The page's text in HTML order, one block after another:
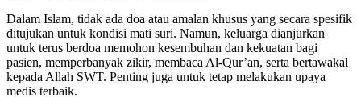
Dalam Islam, tidak ada doa atau amalan khusus yang secara spesifik
ditujukan untuk kondisi mati suri. Namun, keluarga dianjurkan
untuk terus berdoa memohon kesembuhan dan kekuatan bagi
pasien, memperbanyak zikir, membaca Al-Qur’an, serta bertawakal
kepada Allah SWT. Penting juga untuk tetap melakukan upaya
medis terbaik.